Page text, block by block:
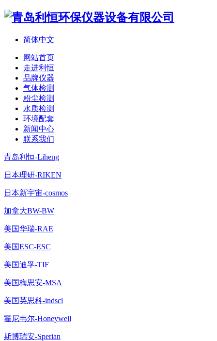
简体中文
网站首页
走进利恒
品牌仪器
气体检测
粉尘检测
水质检测
环境配套
新闻中心
联系我们
青岛利恒-Liheng
日本理研-RIKEN
日本新宇宙-cosmos
加拿大BW-BW
美国华瑞-RAE
美国ESC-ESC
美国迪孚-TIF
美国梅思安-MSA
美国英思科-indsci
霍尼韦尔-Honeywell
斯博瑞安-Sperian